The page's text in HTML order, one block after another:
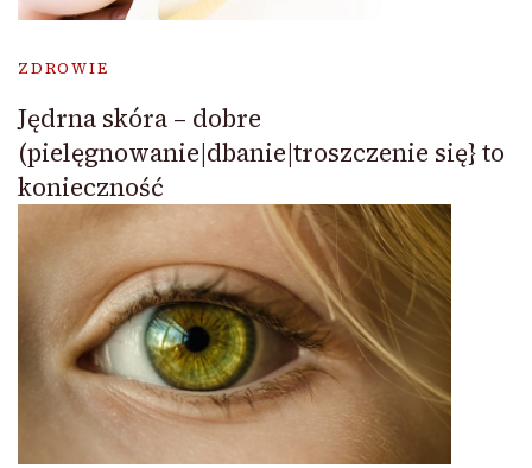
ZDROWIE
Jędrna skóra – dobre
(pielęgnowanie|dbanie|troszczenie się} to
konieczność